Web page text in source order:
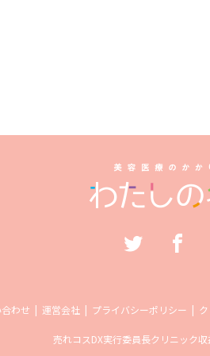
わせ 運営会社 プライバシーポリシー
売れコスDX実行委員長クリニック